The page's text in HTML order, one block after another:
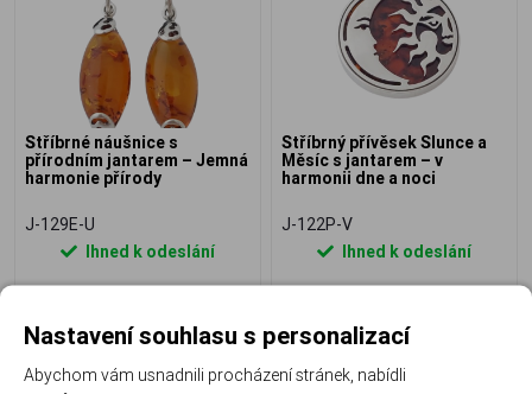
Stříbrné náušnice s
přírodním jantarem – Jemná
harmonie přírody
J-129E-U
Ihned k odeslání
1 980 Kč
Stříbrný přívěsek Slunce a
Měsíc s jantarem – v
harmonii dne a noci
J-122P-V
Ihned k odeslání
3 890 Kč
Nastavení souhlasu s personalizací
Abychom vám usnadnili procházení stránek, nabídli